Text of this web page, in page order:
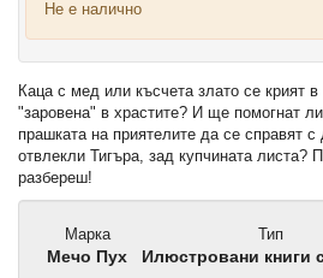
Не е налично
Каца с мед или късчета злато се крият
"заровена" в храстите? И ще помогнат
прашката на приятелите да се справят
отвлекли Тигъра, зад купчината листа?
разбереш!
Марка
Мечо Пух
Тип
Илюстровани книги